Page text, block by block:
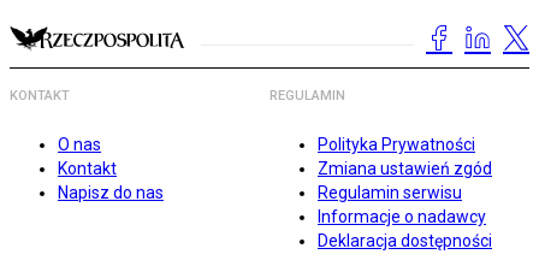
KONTAKT
O nas
Kontakt
Napisz do nas
REGULAMIN
Polityka Prywatności
Zmiana ustawień zgód
Regulamin serwisu
Informacje o nadawcy
Deklaracja dostępności